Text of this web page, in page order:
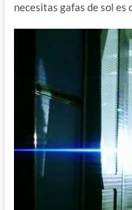
necesitas gafas de sol es